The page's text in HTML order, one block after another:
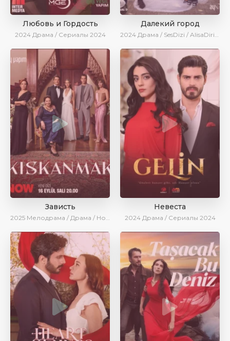
Любовь и Гордость
2024 Драма / Сериалы 2024
Далекий город
2024 Драма / SesDizi / AlisaDirilis / Сериалы 2024
Зависть
2025 Мелодрама / Драма / Новинки / Сериалы 2025
Невеста
2024 Драма / Сериалы 2024